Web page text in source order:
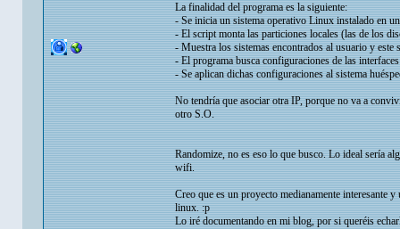
La finalidad del programa es la siguiente:
- Se inicia un sistema operativo Linux instalado en
- El script monta las particiones locales (las de los
- Muestra los sistemas encontrados al usuario y este
- El programa busca configuraciones de las
- Se aplican dichas configuraciones al sistema
No tendría que asociar otra IP, porque no va a
otro S.O.
Randomize, no es eso lo que busco. Lo ideal sería
wifi.
Creo que es un proyecto medianamente interesante
linux. :p
Lo iré documentando en mi blog, por si queréis